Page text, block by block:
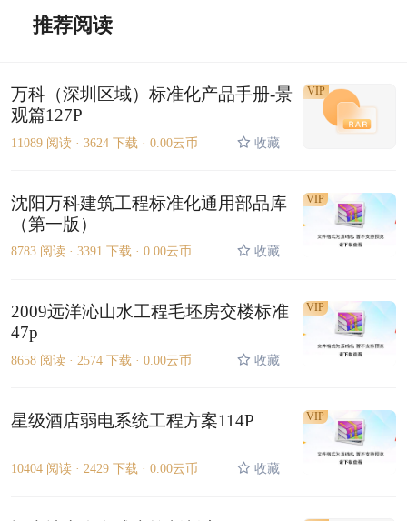
推荐阅读
万科（深圳区域）标准化产品手册-景
观篇127P
11089 阅读 · 3624 下载 · 0.00云币 收藏
VIP
沈阳万科建筑工程标准化通用部品库
（第一版）
8783 阅读 · 3391 下载 · 0.00云币 收藏
VIP
2009远洋沁山水工程毛坯房交楼标准
47p
8658 阅读 · 2574 下载 · 0.00云币 收藏
VIP
星级酒店弱电系统工程方案114P
10404 阅读 · 2429 下载 · 0.00云币 收藏
VIP